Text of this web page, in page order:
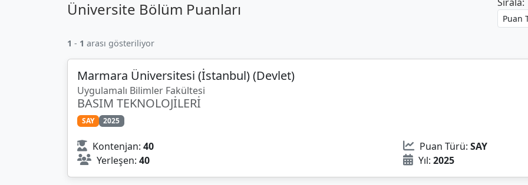
Üniversite Bölüm Puanları
1 - 1 arası gösteriliyor
Marmara Üniversitesi (İstanbul) (Devlet)
Uygulamalı Bilimler Fakültesi
BASIM TEKNOLOJİLERİ
SAY 2025
Kontenjan: 40
Yerleşen: 40
Puan Türü: SAY
Yıl: 2025